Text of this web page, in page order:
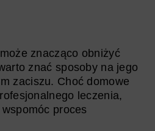
znacząco obniżyć
znać sposoby na jego
zaciszu. Choć domowe
leczenia,
proces